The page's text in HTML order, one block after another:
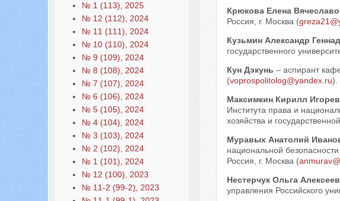
№ 1 (113), 2025
№ 12 (112), 2024
№ 11 (111), 2024
№ 10 (110), 2024
№ 9 (109), 2024
№ 8 (108), 2024
№ 7 (107), 2024
№ 6 (106), 2024
№ 5 (105), 2024
№ 4 (104), 2024
№ 3 (103), 2024
№ 2 (102), 2024
№ 1 (101), 2024
№ 12 (100), 2023
№ 11-2 (99-2), 2023
Крюкова Елена
Россия, г. Москва (
Кузьмин Александр
государственного
Кун Дэкунь – аспирант
(voprospolitolog@yandex.ru).
Максимкин Кирилл
Института права и
хозяйства и
Муравых Анатолий
национальной
Россия, г. Москва (
Нестерчук Ольга
управления Российского